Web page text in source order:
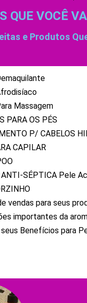
QUE VOCÊ
e Produtos
Massagem
PARA OS PÉS
P/ CABELOS
CAPILAR
SÉPTICA Pele
vendas para seus
importantes da
Benefícios para